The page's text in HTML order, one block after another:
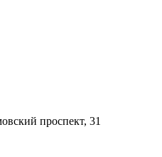
проспект, 31